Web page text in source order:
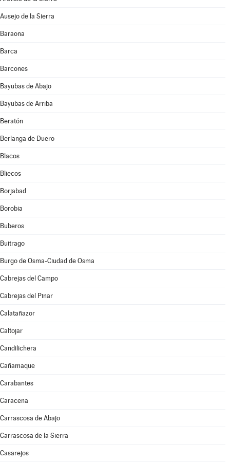
Ausejo de la Sierra
Baraona
Barca
Barcones
Bayubas de Abajo
Bayubas de Arriba
Beratón
Berlanga de Duero
Blacos
Bliecos
Borjabad
Borobia
Buberos
Buitrago
Burgo de Osma-Ciudad de Osma
Cabrejas del Campo
Cabrejas del Pinar
Calatañazor
Caltojar
Candilichera
Cañamaque
Carabantes
Caracena
Carrascosa de Abajo
Carrascosa de la Sierra
Casarejos